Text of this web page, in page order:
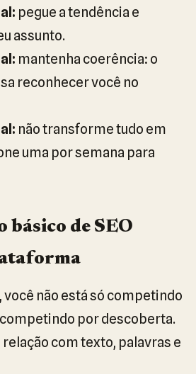
pegue a tendência e
assunto.
mantenha coerência: o
reconhecer você no
não transforme tudo em
uma por semana para
básico de SEO
você não está só competindo
por descoberta.
com texto, palavras e